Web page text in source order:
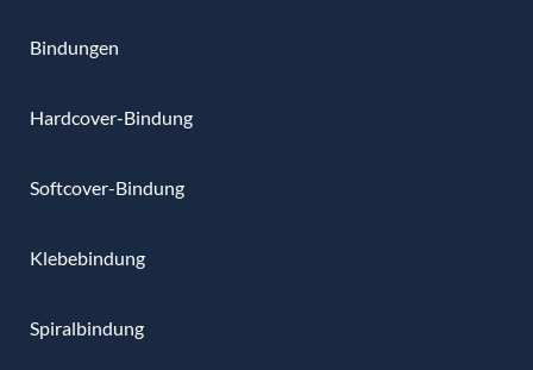
Bindungen
Hardcover-Bindung
Softcover-Bindung
Klebebindung
Spiralbindung